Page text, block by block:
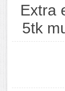
Extra
5tk